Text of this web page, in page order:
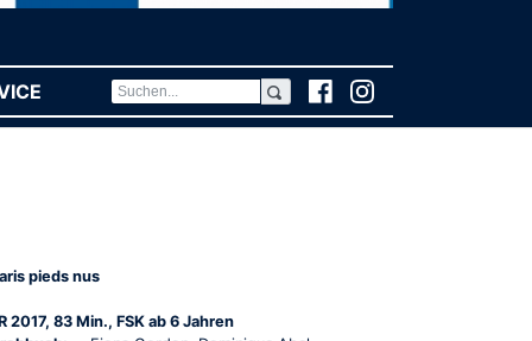
(CURRENT)
pieds nus
2017, 83 Min., FSK ab 6 Jahren